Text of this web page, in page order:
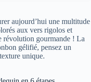
aujourd’hui une multitude
aux vers rigolos et
révolution gourmande ! La
gélifié, pensez un
unique.